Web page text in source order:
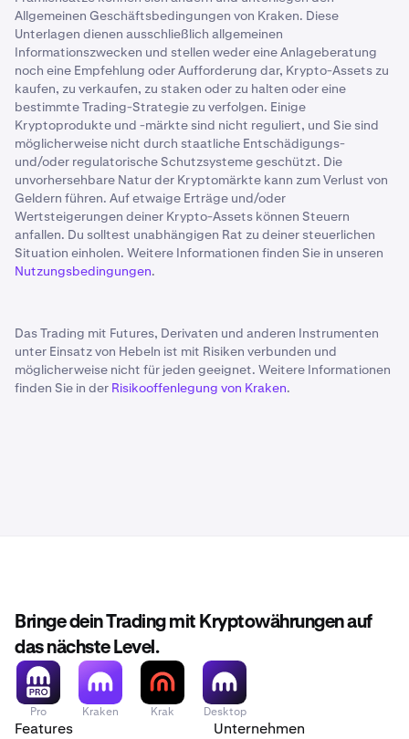
Allgemeinen Geschäftsbedingungen von Kraken. Diese
Unterlagen dienen ausschließlich allgemeinen
Informationszwecken und stellen weder eine Anlageberatung
noch eine Empfehlung oder Aufforderung dar, Krypto-Assets zu
kaufen, zu verkaufen, zu staken oder zu halten oder eine
bestimmte Trading-Strategie zu verfolgen. Einige
Kryptoprodukte und -märkte sind nicht reguliert, und Sie sind
möglicherweise nicht durch staatliche Entschädigungs-
und/oder regulatorische Schutzsysteme geschützt. Die
unvorhersehbare Natur der Kryptomärkte kann zum Verlust von
Geldern führen. Auf etwaige Erträge und/oder
Wertsteigerungen deiner Krypto-Assets können Steuern
anfallen. Du solltest unabhängigen Rat zu deiner steuerlichen
Situation einholen. Weitere Informationen finden Sie in unseren
Nutzungsbedingungen.
Das Trading mit Futures, Derivaten und anderen Instrumenten
unter Einsatz von Hebeln ist mit Risiken verbunden und
möglicherweise nicht für jeden geeignet. Weitere Informationen
finden Sie in der Risikooffenlegung von Kraken.
Bringe dein Trading mit Kryptowährungen auf
das nächste Level.
Pro Kraken Krak Desktop
Features Unternehmen